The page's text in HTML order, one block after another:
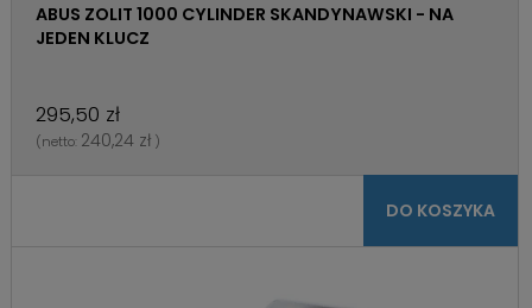
ABUS ZOLIT 1000 CYLINDER SKANDYNAWSKI - NA
JEDEN KLUCZ
295,50 zł
(netto: 240,24 zł )
DO KOSZYKA